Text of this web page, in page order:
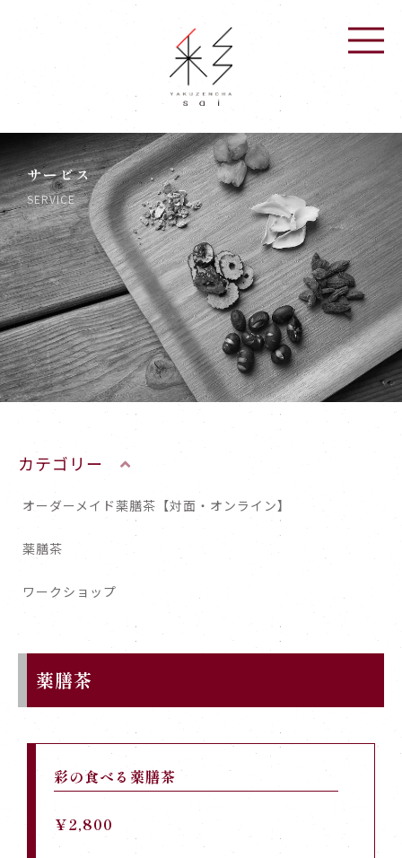
サービス
SERVICE
カテゴリー
オーダーメイド薬膳茶【対面・オンライン】
薬膳茶
ワークショップ
薬膳茶
彩の食べる薬膳茶
￥2,800